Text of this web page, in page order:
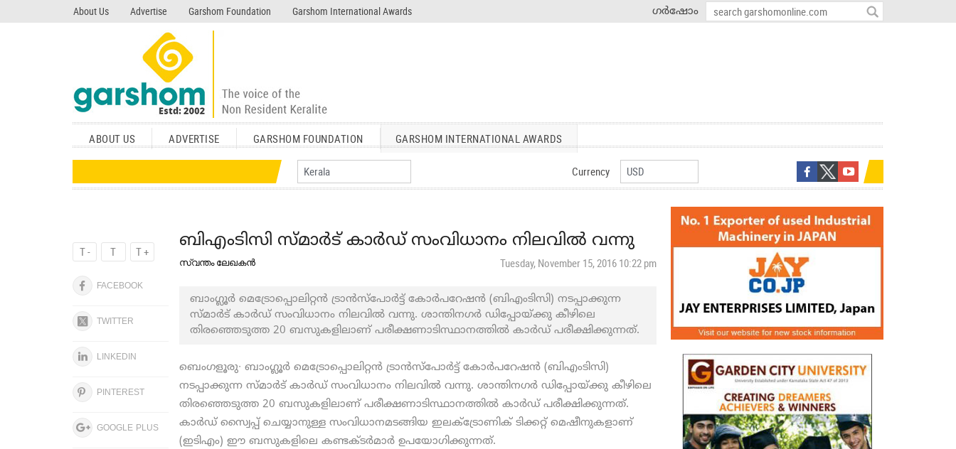
About Us Advertise Garshom Foundation Garshom International Awards ഗർഷോം
garshom.com
ABOUT US ADVERTISE GARSHOM FOUNDATION GARSHOM INTERNATIONAL AWARDS
Currency
T - T T +
FACEBOOK
TWITTER
LINKEDIN
PINTEREST
GOOGLE PLUS
ബിഎംടിസി സ്മാര്‍ട് കാര്‍ഡ് സംവിധാനം നിലവിൽ വന്നു
സ്വന്തം ലേഖകൻ Tuesday, November 15, 2016 10:22 pm
ബാംഗ്ലൂർ മെട്രോപ്പൊലിറ്റൻ ട്രാൻസ്പോർട്ട് കോർപറേഷൻ (ബിഎംടിസി) നടപ്പാക്കുന്ന
സ്മാർട് കാർഡ് സംവിധാനം നിലവിൽ വന്നു. ശാന്തിനഗർ ഡിപ്പോയ്ക്കു കീഴിലെ
തിരഞ്ഞെടുത്ത 20 ബസുകളിലാണ് പരീക്ഷണാടിസ്ഥാനത്തിൽ കാർഡ് പരീക്ഷിക്കുന്നത്.
ബെംഗളൂരു∙ ബാംഗ്ലൂർ മെട്രോപ്പൊലിറ്റൻ ട്രാൻസ്പോർട്ട് കോർപറേഷൻ (ബിഎംടിസി)
നടപ്പാക്കുന്ന സ്മാർട് കാർഡ് സംവിധാനം നിലവിൽ വന്നു. ശാന്തിനഗർ ഡിപ്പോയ്ക്കു കീഴിലെ
തിരഞ്ഞെടുത്ത 20 ബസുകളിലാണ് പരീക്ഷണാടിസ്ഥാനത്തിൽ കാർഡ് പരീക്ഷിക്കുന്നത്.
കാർഡ് സ്വൈപ്പ് ചെയ്യാനുള്ള സംവിധാനമടങ്ങിയ ഇലക്ട്രോണിക് ടിക്കറ്റ് മെഷീനുകളാണ്
(ഇടിഎം) ഈ ബസുകളിലെ കണ്ടക്ടർമാർ ഉപയോഗിക്കുന്നത്.